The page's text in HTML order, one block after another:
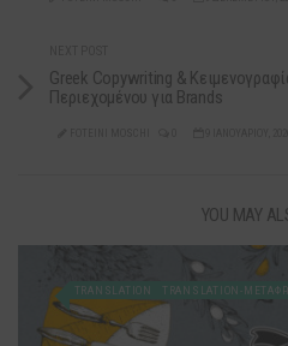
Greek Copywriting &
Περιεχομένου για Brands
YOU MAY
TRANSLATION TRANSLATION-